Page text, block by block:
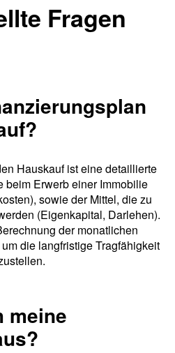
Fragen
Hauskauf ist eine detaillierte
beim Erwerb einer Immobilie
sowie der Mittel, die zu
(Eigenkapital, Darlehen).
der monatlichen
die langfristige Tragfähigkeit
meine